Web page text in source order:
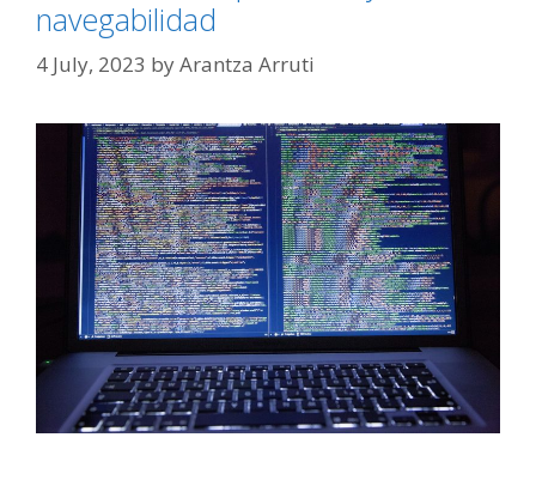
navegabilidad
4 July, 2023 byArantza Arruti